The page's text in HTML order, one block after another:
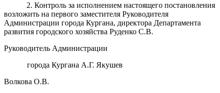
2. Контроль за исполнением настоящего постановления
возложить на первого заместителя Руководителя
Администрации города Кургана, директора Департамента
развития городского хозяйства Руденко С.В.
Руководитель Администрации
города Кургана А.Г. Якушев
Волкова О.В.